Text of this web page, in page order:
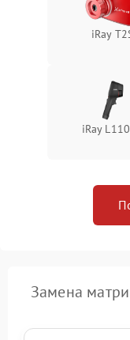
iRay
iRay
Замена